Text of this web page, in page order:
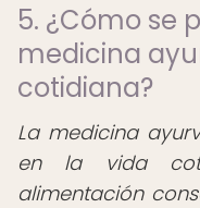
5. ¿Cómo se
medicina
cotidiana?
La medicina
en la vida
alimentación